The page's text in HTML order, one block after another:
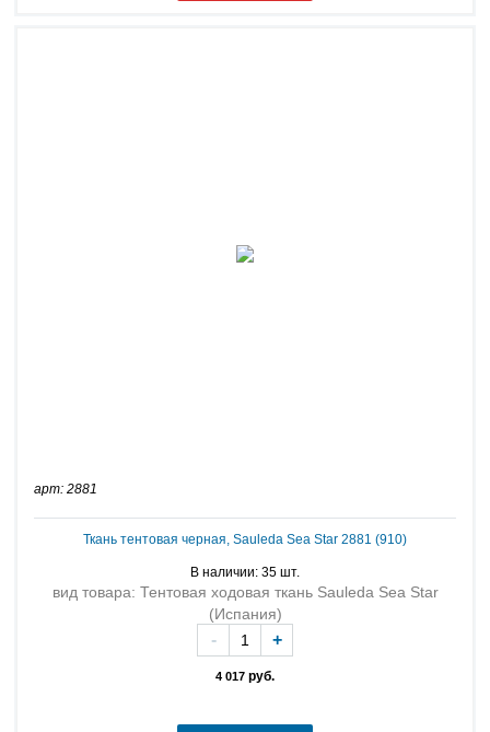
арт: 2881
Ткань тентовая черная, Sauleda Sea Star 2881 (910)
В наличии: 35 шт.
вид товара: Тентовая ходовая ткань Sauleda Sea Star
(Испания)
4 017 руб.
- +